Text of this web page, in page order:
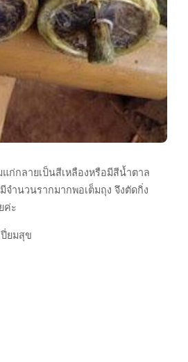
แก่กลายเป็นสีเหลืองหรือมีสีน้ำตาล
ำนวนรากมากพอเต็มถุง จึงตัดกิ่ง
ค่ะ
ยมสุข